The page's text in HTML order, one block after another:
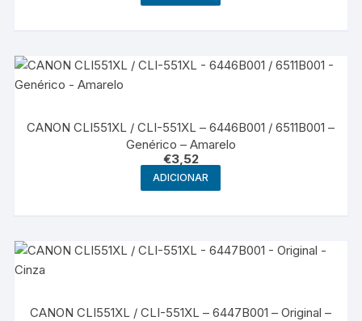
CANON CLI551XL / CLI-551XL – 6446B001 / 6511B001 –
Genérico – Amarelo
€3,52
ADICIONAR
CANON CLI551XL / CLI-551XL – 6447B001 – Original –